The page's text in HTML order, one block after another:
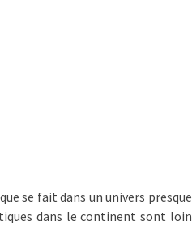
se fait dans un univers presque
dans le continent sont loin